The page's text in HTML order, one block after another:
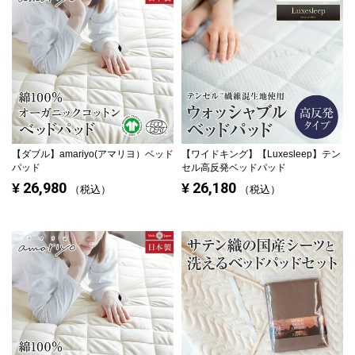
【ダブル】 amariyo(アマリヨ）ベッド
パッド
¥ 26,980 税込
【ワイドキング】
【Luxesleep】テン
セル高反発ベッドパッド
¥ 26,180 税込